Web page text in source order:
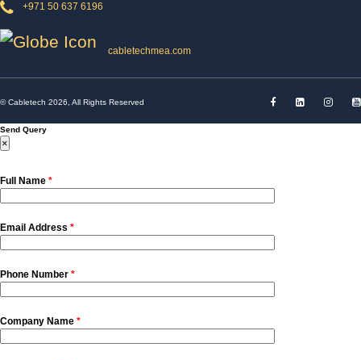
+971 50 637 6196
cabletechmea.com
© Cabletech 2026, All Rights Reserved
Send Query
×
Full Name
Email Address
Phone Number
Company Name